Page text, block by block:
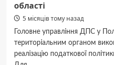
області
5 місяців тому назад
Головне управління ДПС у
територіальним органом
реалізацію податкової